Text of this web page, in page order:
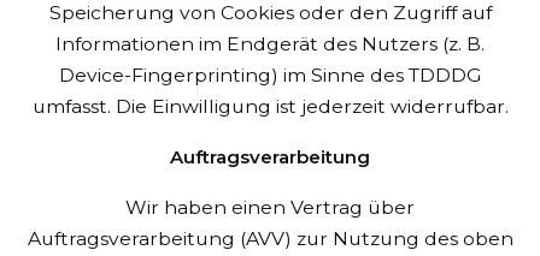
Speicherung von Cookies oder den Zugriff auf
Informationen im Endgerät des Nutzers (z. B.
Device-Fingerprinting) im Sinne des TDDDG
umfasst. Die Einwilligung ist jederzeit widerrufbar.
Auftragsverarbeitung
Wir haben einen Vertrag über
Auftragsverarbeitung (AVV) zur Nutzung des oben